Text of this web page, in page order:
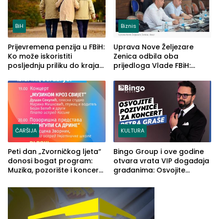
BiH
Prijevremena penzija u FBiH:
Ko može iskoristiti
posljednju priliku do kraja
Biznis
Uprava Nove Željezare
Zenica odbila oba
prijedloga Vlade FBiH:
rješenje
ČARŠIJA
Peti dan „Zvorničkog ljeta“
donosi bogat program:
Muzika, pozorište i koncert
KULTURA
Bingo Group i ove godine
otvara vrata VIP događaja
građanima: Osvojite
Graše